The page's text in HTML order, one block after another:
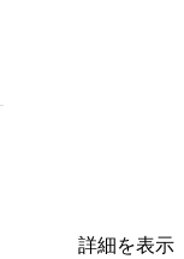
詳細を表示